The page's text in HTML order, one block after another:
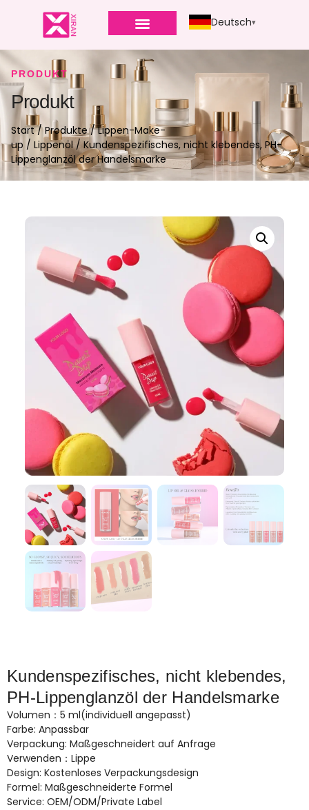
Deutsch
PRODUKT
Produkt
Start/Produkte/Lippen-Make-
up / Lippenöl/ Kundenspezifisches, nicht klebendes, PH-
Lippenglanzöl der Handelsmarke
Kundenspezifisches, nicht klebendes,
PH-Lippenglanzöl der Handelsmarke
Volumen：5 ml(individuell angepasst)
Farbe: Anpassbar
Verpackung: Maßgeschneidert auf Anfrage
Verwenden：Lippe
Design: Kostenloses Verpackungsdesign
Formel: Maßgeschneiderte Formel
Service: OEM/ODM/Private Label